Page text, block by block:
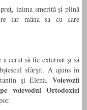
inima smerită şi plină
iar mâna sa cu care
cerut să fie externat şi să
sfârşit. A ajuns în
şi Elena. Voievozii
voievodul Ortodoxiei